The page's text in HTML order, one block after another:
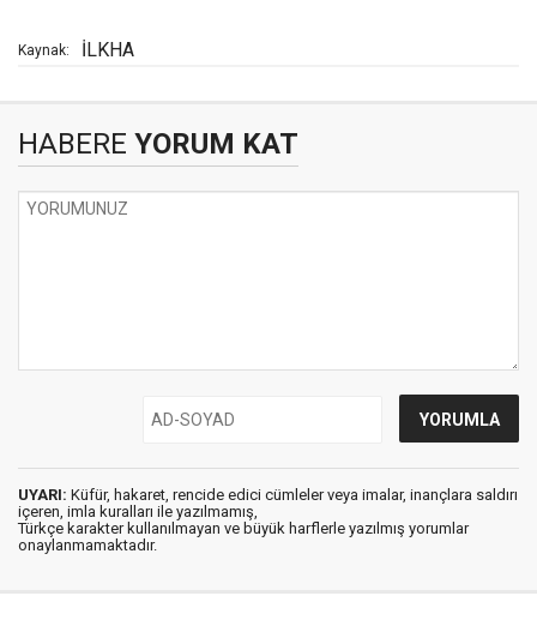
Kaynak: İLKHA
HABERE YORUM KAT
UYARI: Küfür, hakaret, rencide edici cümleler veya imalar, inançlara saldırı
içeren, imla kuralları ile yazılmamış,
Türkçe karakter kullanılmayan ve büyük harflerle yazılmış yorumlar
onaylanmamaktadır.